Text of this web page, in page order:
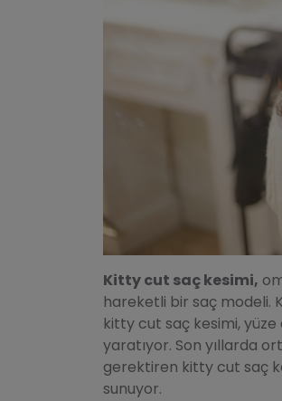
Kitty cut saç kesimi,
hareketli bir saç modeli.
kitty cut saç kesimi,
yaratıyor. Son yıllarda
gerektiren kitty cut saç
sunuyor.